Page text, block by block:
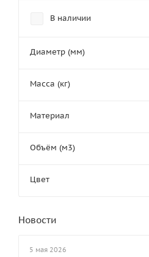
В наличии
Диаметр (мм)
Масса (кг)
Материал
Объём (м3)
Цвет
Новости
5 мая 2026